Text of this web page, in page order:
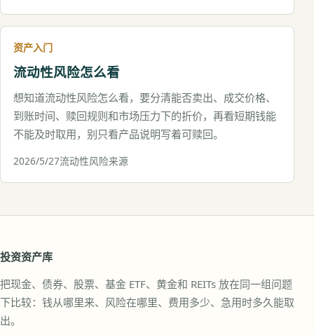
资产入门
流动性风险怎么看
想知道流动性风险怎么看，要分清能否卖出、成交价格、
到账时间、赎回规则和市场压力下的折价，再看短期钱能
不能及时取用，别只看产品说明写着可赎回。
2026/5/27流动性风险来源
投资资产库
把现金、债券、股票、基金 ETF、黄金和 REITs 放在同一组问题
下比较：钱从哪里来、风险在哪里、费用多少、急用时多久能取
出。